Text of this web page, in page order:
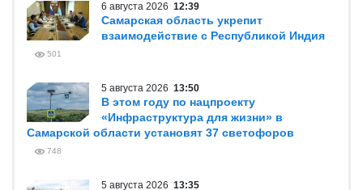
6 августа 2026 12:39
Самарская область укрепит
взаимодействие с Республикой Индия
501
5 августа 2026 13:50
В этом году по нацпроекту
«Инфраструктура для жизни» в
Самарской области установят 37 светофоров
748
5 августа 2026 13:35